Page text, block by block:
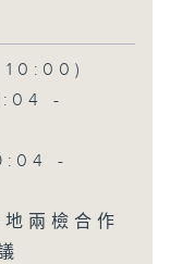
-
-
兩檢合作